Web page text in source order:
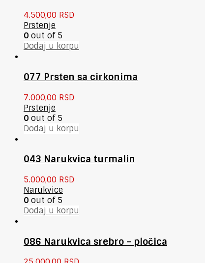
4.500,00 RSD
Prstenje
0 out of 5
Dodaj u korpu
077 Prsten sa cirkonima
7.000,00 RSD
Prstenje
0 out of 5
Dodaj u korpu
043 Narukvica turmalin
5.000,00 RSD
Narukvice
0 out of 5
Dodaj u korpu
086 Narukvica srebro – pločica